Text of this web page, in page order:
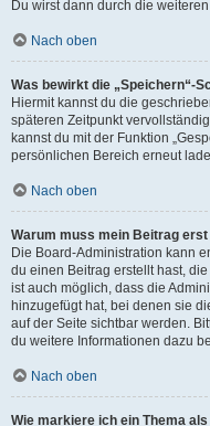
Du wirst dann durch die
Nach oben
Was bewirkt die „Speichern“-
Hiermit kannst du die
späteren Zeitpunkt
kannst du mit der Funktion
persönlichen Bereich erneut
Nach oben
Warum muss mein Beitrag
Die Board-Administration kann
du einen Beitrag erstellt hast,
ist auch möglich, dass die
hinzugefügt hat, bei denen sie
auf der Seite sichtbar werden.
du weitere Informationen dazu
Nach oben
Wie markiere ich ein Thema als